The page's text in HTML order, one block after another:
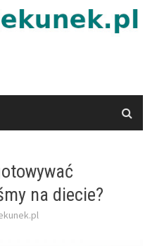
na diecie?